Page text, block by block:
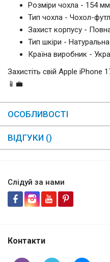
Розміри чохла - 154
Тип чохла - Чохол-
Захист корпусу -
Тип шкіри -
Країна виробник -
Захистіть свій Apple iPhone
📱💼
ОСОБЛИВОСТІ
ВІДГУКИ ()
Слідуй за нами
Контакти